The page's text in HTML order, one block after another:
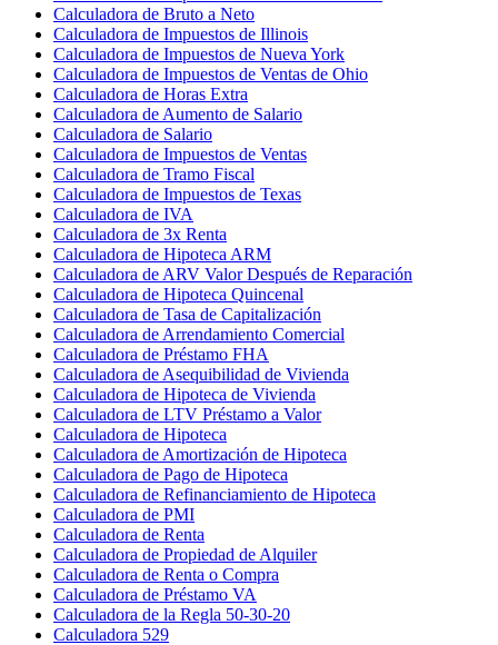
Calculadora de Bruto a Neto
Calculadora de Impuestos de Illinois
Calculadora de Impuestos de Nueva York
Calculadora de Impuestos de Ventas de Ohio
Calculadora de Horas Extra
Calculadora de Aumento de Salario
Calculadora de Salario
Calculadora de Impuestos de Ventas
Calculadora de Tramo Fiscal
Calculadora de Impuestos de Texas
Calculadora de IVA
Calculadora de 3x Renta
Calculadora de Hipoteca ARM
Calculadora de ARV Valor Después de Reparación
Calculadora de Hipoteca Quincenal
Calculadora de Tasa de Capitalización
Calculadora de Arrendamiento Comercial
Calculadora de Préstamo FHA
Calculadora de Asequibilidad de Vivienda
Calculadora de Hipoteca de Vivienda
Calculadora de LTV Préstamo a Valor
Calculadora de Hipoteca
Calculadora de Amortización de Hipoteca
Calculadora de Pago de Hipoteca
Calculadora de Refinanciamiento de Hipoteca
Calculadora de PMI
Calculadora de Renta
Calculadora de Propiedad de Alquiler
Calculadora de Renta o Compra
Calculadora de Préstamo VA
Calculadora de la Regla 50-30-20
Calculadora 529